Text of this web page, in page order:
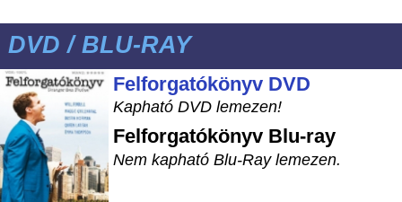
DVD / BLU-RAY
Felforgatókönyv DVD
Kapható DVD lemezen!
Felforgatókönyv Blu-ray
Nem kapható Blu-Ray lemezen.